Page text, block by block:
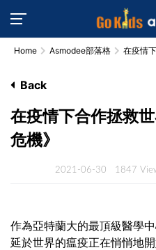
Home Asmodee部落格 在疫情
Back
在疫情下合作拯救
危機》
2021-06-30 1847
作為亞特蘭大的最頂級醫學
延於世界的瘟疫正在悄悄地